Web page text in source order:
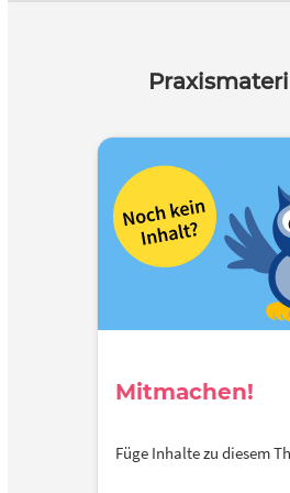
Mitmachen!
Füge Inhalte zu diesem